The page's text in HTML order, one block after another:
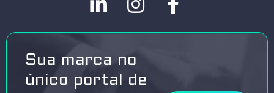
Sua marca no
único portal de